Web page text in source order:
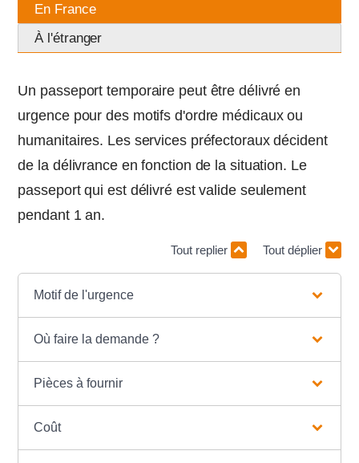
En France
À l'étranger
Un passeport temporaire peut être délivré en
urgence pour des motifs d'ordre médicaux ou
humanitaires. Les services préfectoraux décident
de la délivrance en fonction de la situation. Le
passeport qui est délivré est valide seulement
pendant 1 an.
Tout replier Tout déplier
Motif de l'urgence
Où faire la demande ?
Pièces à fournir
Coût